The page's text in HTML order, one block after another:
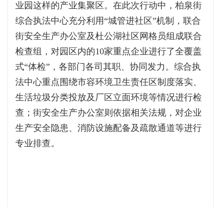
业园这样的产业集聚区。在此次行动中，柏泉街
综合执法中心充分利用“城管进社区”机制，联合
街安全生产办公室及杜公湖社区网格员组成联合
检查组，对园区内的10家重点企业进行了全覆盖
式“体检”，各部门各司其职、协同发力。综合执
法中心重点围绕市容环境卫生责任区制度落实、
生活垃圾分类投放及厂区立面环境等情况进行检
查；街安全生产办公室则依据相关法规，对企业
生产安全隐患、消防设施配备及疏散通道等进行
专业排查。